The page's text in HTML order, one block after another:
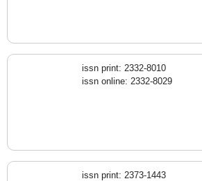
issn print: 2332-8010
issn online: 2332-8029
issn print: 2373-1443